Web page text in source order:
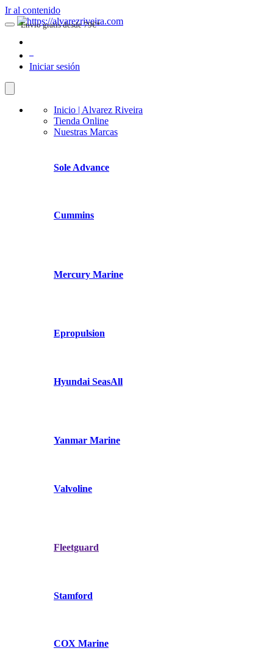
Ir al contenido
Iniciar sesión
Inicio | Alvarez Riveira
Tienda Online
Nuestras Marcas
Sole Advance
Cummins
Mercury Marine
Epropulsion
Hyundai SeasAll
Yanmar Marine
Valvoline
Fleetguard
Stamford
COX Marine
Envio gratis desde 79€*